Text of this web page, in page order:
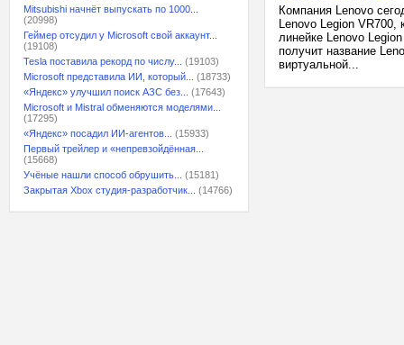
Mitsubishi начнёт выпускать по 1000...
(20998)
Геймер отсудил у Microsoft свой аккаунт...
(19108)
Tesla поставила рекорд по числу...
(19103)
Microsoft представила ИИ, который...
(18733)
«Яндекс» улучшил поиск АЗС без...
(17643)
Microsoft и Mistral обменяются моделями...
(17295)
«Яндекс» посадил ИИ-агентов...
(15933)
Первый трейлер и «непревзойдённая...
(15668)
Учёные нашли способ обрушить...
(15181)
Закрытая Xbox студия-разработчик...
(14766)
Компания Lenovo
Lenovo Legion
линейке Lenovo
получит название
виртуальной...